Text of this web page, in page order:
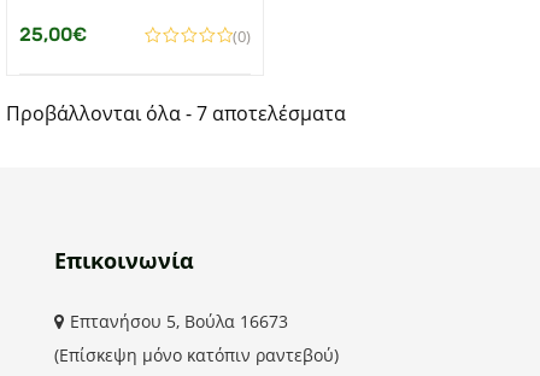
25,00€ (0)
Προβάλλονται όλα - 7 αποτελέσματα
Επικοινωνία
Επτανήσου 5, Βούλα 16673
(Επίσκεψη μόνο κατόπιν ραντεβού)